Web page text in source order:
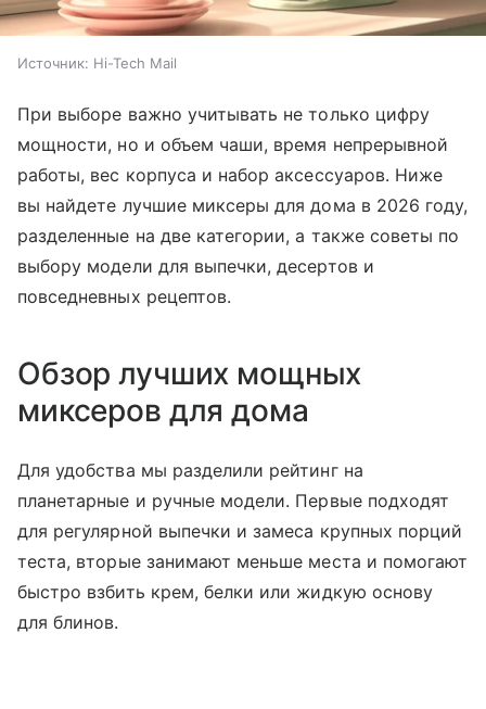
Источник: Hi-Tech Mail
При выборе важно учитывать не только цифру
мощности, но и объем чаши, время непрерывной
работы, вес корпуса и набор аксессуаров. Ниже
вы найдете лучшие миксеры для дома в 2026 году,
разделенные на две категории, а также советы по
выбору модели для выпечки, десертов и
повседневных рецептов.
Обзор лучших мощных
миксеров для дома
Для удобства мы разделили рейтинг на
планетарные и ручные модели. Первые подходят
для регулярной выпечки и замеса крупных порций
теста, вторые занимают меньше места и помогают
быстро взбить крем, белки или жидкую основу
для блинов.